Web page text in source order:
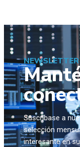
NEWSLETTER
Suscríbase a
selección
interesante en